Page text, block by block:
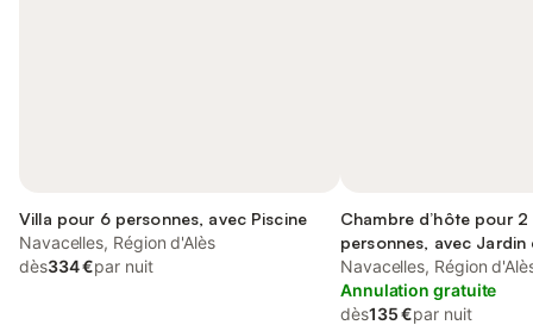
Villa pour 6 personnes, avec Piscine
Navacelles, Région d'Alès
dès334 €par nuit
Chambre d’hôte pour 2
personnes, avec Jardin
Navacelles, Région
Annulation gratuite
dès135 €par nuit